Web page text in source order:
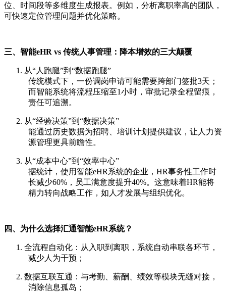
位、时间段等多维度生成报表。例如，分析离职率高的团队，
可快速定位管理问题并优化策略。
三、智能eHR vs 传统人事管理：降本增效的三大颠覆
1. 从“人跑腿”到“数据跑腿”
传统模式下，一份调岗申请可能需要跨部门签批3天；
而智能系统将流程压缩至1小时，审批记录全程留痕，
责任可追溯。
2. 从“经验决策”到“数据决策”
能通过历史数据为招聘、培训计划提供建议，让人力资
源管理更具前瞻性。
3. 从“成本中心”到“效率中心”
据统计，使用智能eHR系统的企业，HR事务性工作时
长减少60%，员工满意度提升40%。这意味着HR能将
精力转向战略工作，如人才发展与组织优化。
四、为什么选择汇通智能eHR系统？
1. 全流程自动化：从入职到离职，系统自动串联各环节，
减少人为干预；
2. 数据互联互通：与考勤、薪酬、绩效等模块无缝对接，
消除信息孤岛；